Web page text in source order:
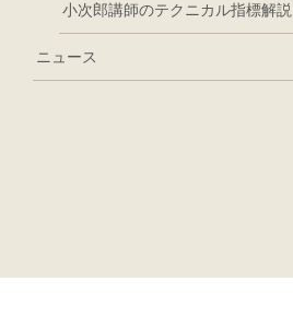
小次郎講師のテクニカル指標解説
ニュース